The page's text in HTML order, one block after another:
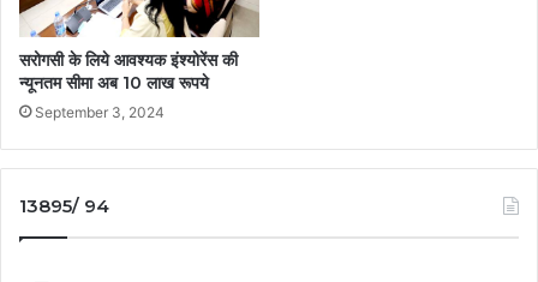
सरोगसी के लिये आवश्यक इंश्योरेंस की
न्यूनतम सीमा अब 10 लाख रूपये
September 3, 2024
13895/ 94